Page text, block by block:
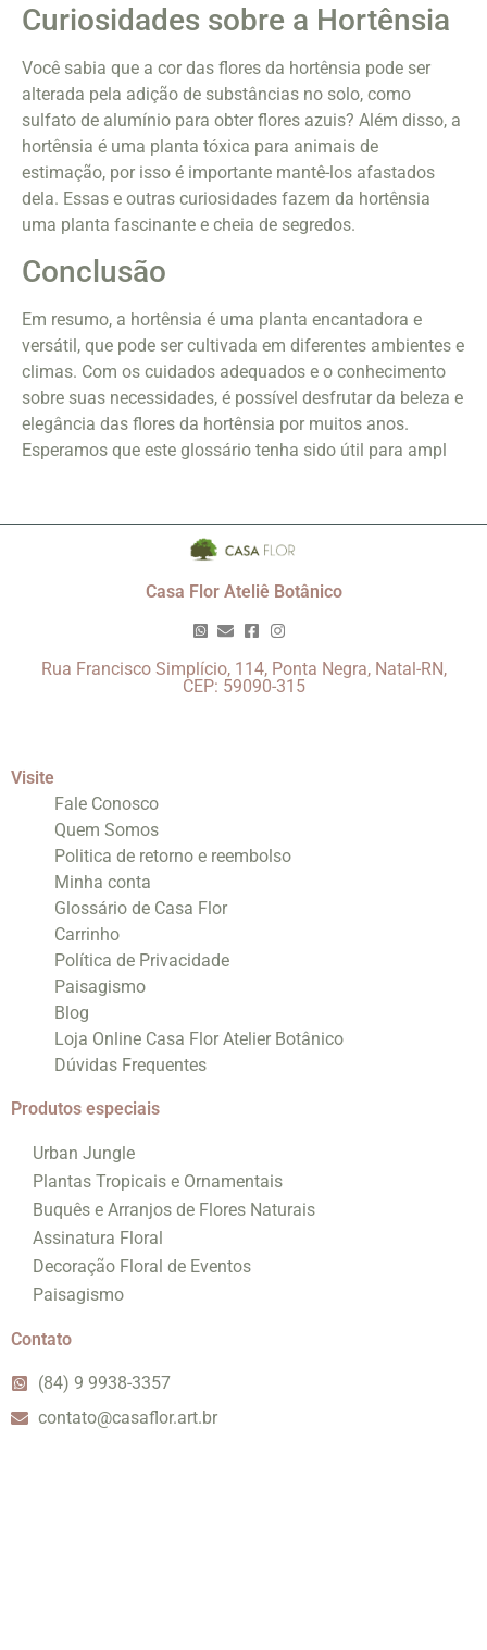
Curiosidades sobre a Hortênsia
Você sabia que a cor das flores da hortênsia pode ser
alterada pela adição de substâncias no solo, como
sulfato de alumínio para obter flores azuis? Além disso, a
hortênsia é uma planta tóxica para animais de
estimação, por isso é importante mantê-los afastados
dela. Essas e outras curiosidades fazem da hortênsia
uma planta fascinante e cheia de segredos.
Conclusão
Em resumo, a hortênsia é uma planta encantadora e
versátil, que pode ser cultivada em diferentes ambientes e
climas. Com os cuidados adequados e o conhecimento
sobre suas necessidades, é possível desfrutar da beleza e
elegância das flores da hortênsia por muitos anos.
Esperamos que este glossário tenha sido útil para ampl
Casa Flor Ateliê Botânico
Rua Francisco Simplício, 114, Ponta Negra, Natal-RN,
CEP: 59090-315
Visite
Fale Conosco
Quem Somos
Politica de retorno e reembolso
Minha conta
Glossário de Casa Flor
Carrinho
Política de Privacidade
Paisagismo
Blog
Loja Online Casa Flor Atelier Botânico
Dúvidas Frequentes
Produtos especiais
Urban Jungle
Plantas Tropicais e Ornamentais
Buquês e Arranjos de Flores Naturais
Assinatura Floral
Decoração Floral de Eventos
Paisagismo
Contato
(84) 9 9938-3357
contato@casaflor.art.br